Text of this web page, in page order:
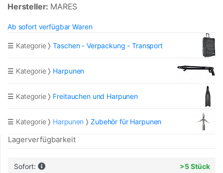
Hersteller: MARES
Ab sofort verfügbar Waren
☰ Kategorie Taschen - Verpackung - Transport
☰ Kategorie Harpunen
☰ Kategorie Freitauchen und Harpunen
☰ Kategorie Harpunen Zubehör für Harpunen
Lagerverfügbarkeit
Sofort: >5 Stück